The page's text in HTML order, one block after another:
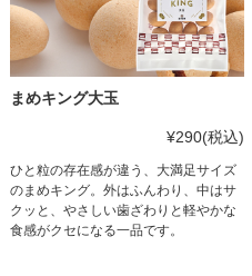
まめキング大玉
¥290(税込)
ひと粒の存在感が違う、大満足サイズ
のまめキング。外はふんわり、中はサ
クッと、やさしい歯ざわりと軽やかな
食感がクセになる一品です。